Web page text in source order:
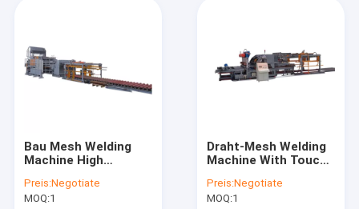
Bau Mesh Welding
Machine High
für den Abstand von
50*50mm
Preis:Negotiate
MOQ:1
Draht-Mesh Welding
Machine With Touch-
automatischer
Preis:Negotiate
MOQ:1